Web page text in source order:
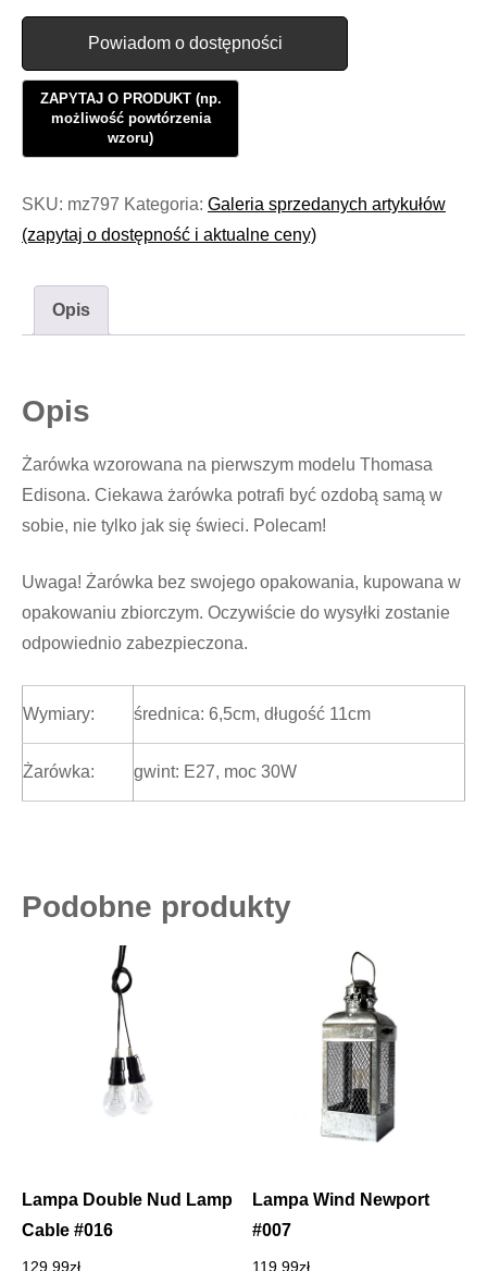
Powiadom o dostępności
SKU: mz797 Kategoria: Galeria sprzedanych artykułów
(zapytaj o dostępność i aktualne ceny)
Opis
Opis
Żarówka wzorowana na pierwszym modelu Thomasa
Edisona. Ciekawa żarówka potrafi być ozdobą samą w
sobie, nie tylko jak się świeci. Polecam!
Uwaga! Żarówka bez swojego opakowania, kupowana w
opakowaniu zbiorczym. Oczywiście do wysyłki zostanie
odpowiednio zabezpieczona.
Wymiary: średnica: 6,5cm, długość 11cm
Żarówka: gwint: E27, moc 30W
Podobne produkty
Lampa Double Nud Lamp
Cable #016
129.99zł
Lampa Wind Newport
#007
119.99zł